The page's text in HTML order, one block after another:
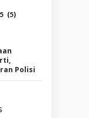
(5)
Polisi